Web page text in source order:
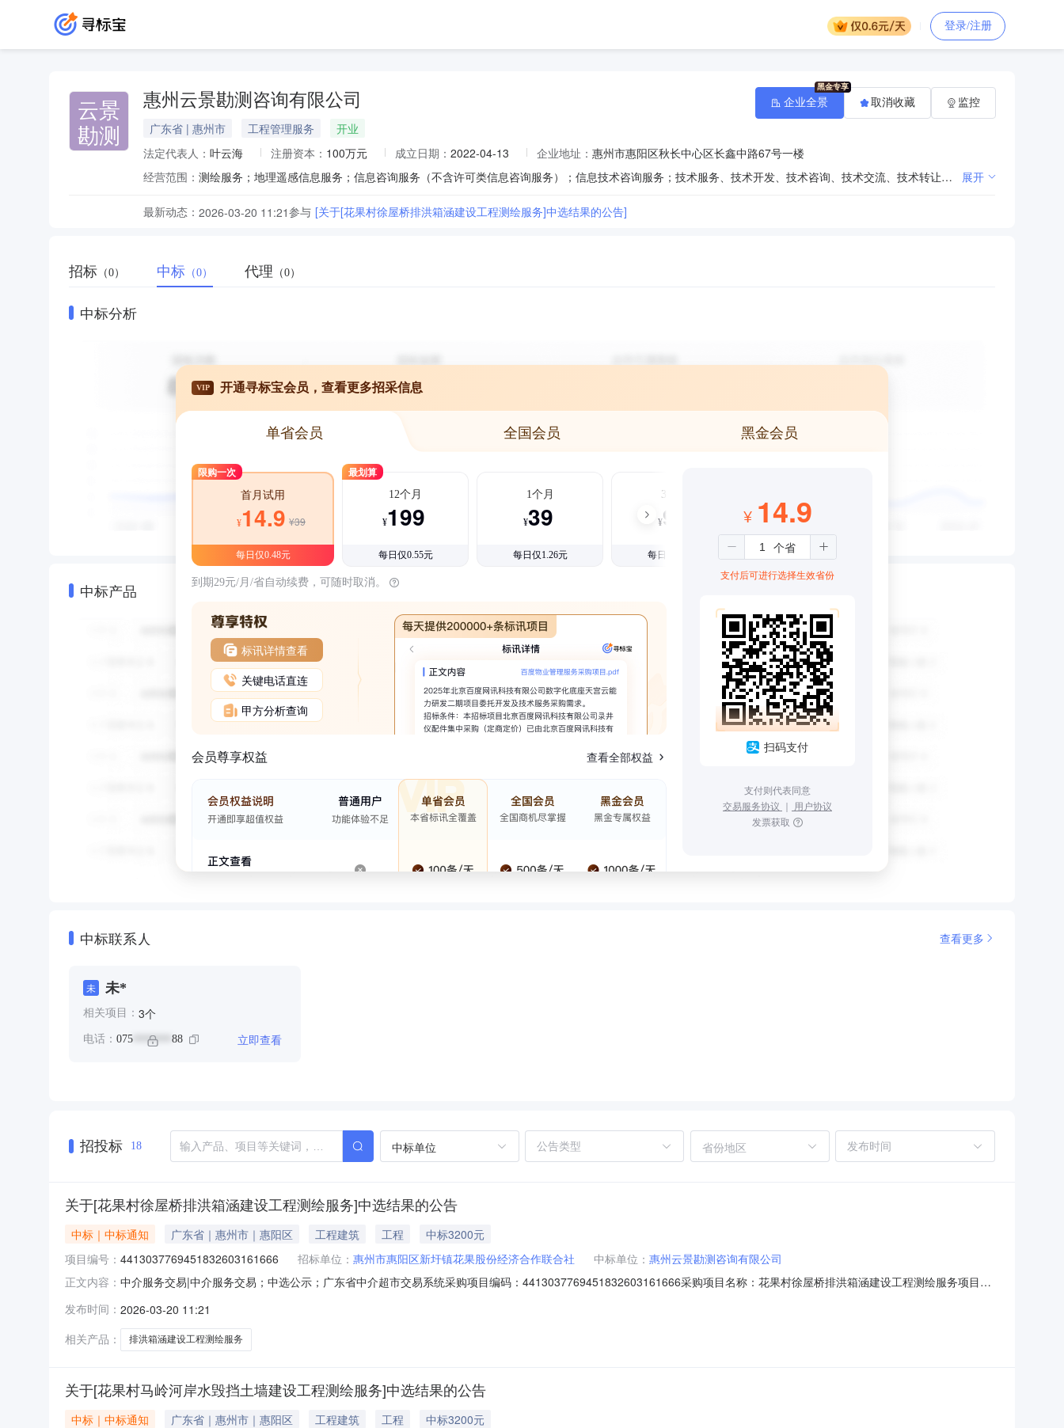
登录/注册
云景
勘测
惠州云景勘测咨询有限公司
广东省 | 惠州市 工程管理服务
开业
法定代表人： 叶云海 注册资本： 100万元 成立日期： 2022-04-13 企业地址： 惠州市惠阳区秋长中心区长鑫中路67号一楼
经营范围：
测绘服务；地理遥感信息服务；信息咨询服务（不含许可类信息咨询服务）；信息技术咨询服务；技术服务、技术开发、技术咨询、技术交流、技术转让、技术推广；工程管理服务；建设工程勘察；绘图、计算及测量仪器销售；导航、测绘、气象及海洋专用仪器销售；电子测量仪器销售；国内贸易代理。（依法须经批准的项目，经相关部门批准后方可开展经营活动）〓 展开
最新动态： 2026-03-20 11:21参与 [关于[花果村徐屋桥排洪箱涵建设工程测绘服务]中选结果的公告]
企业全景 取消收藏 监控
招标 （0） 中标 （0） 代理 （0）
中标分析
中标产品
VIP 开通寻标宝会员，查看更多招采信息
单省会员 全国会员 黑金会员
限购一次
首月试用
¥14.9 ¥39
每日仅0.48元
最划算
12个月
¥199
每日仅0.55元
1个月
¥39
每日仅1.26元
3个月
¥99
每日仅1.08元
到期29元/月/省自动续费，可随时取消。
标讯详情查看
关键电话直连
甲方分析查询
会员尊享权益 查看全部权益
¥ 14.9
支付后可进行选择生效省份
扫码支付
支付则代表同意
交易服务协议 ｜ 用户协议
发票获取
中标联系人 查看更多
未 未*
相关项目： 3个
电话： 075 ******* 88 立即查看
招投标 18 中标单位 省份地区
关于[花果村徐屋桥排洪箱涵建设工程测绘服务]中选结果的公告
中标｜中标通知 广东省｜惠州市｜惠阳区 工程建筑 工程
中标3200元
项目编号： 4413037769451832603161666 招标单位： 惠州市惠阳区新圩镇花果股份经济合作联合社 中标单位： 惠州云景勘测咨询有限公司
正文内容： 中介服务交易|中介服务交易；中选公示；广东省中介超市交易系统采购项目编码：4413037769451832603161666采购项目名称：花果村徐屋桥排洪箱涵建设工程测绘服务项目业
无选取中介机构方式：方案择优选取业务单位咨询电话：0752-3627677监督举报：中选中介机构名称：惠州云景勘测咨询有限公司中介机构联系地址：惠州市惠阳区秋长中心区长
鑫中
发布时间： 2026-03-20 11:21
相关产品：
排洪箱涵建设工程测绘服务
关于[花果村马岭河岸水毁挡土墙建设工程测绘服务]中选结果的公告
中标｜中标通知 广东省｜惠州市｜惠阳区 工程建筑 工程
中标3200元